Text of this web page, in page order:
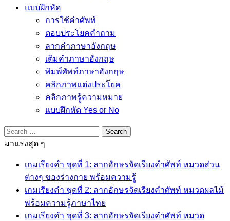
แบบฝึกหัด
การใช้คำศัพท์
ตอบประโยคคำถาม
ลากคำภาษาอังกฤษ
เติมคำภาษาอังกฤษ
พิมพ์ศัพท์ภาษาอังกฤษ
คลิกภาพแต่งประโยค
คลิกภาพรู้ความหมาย
แบบฝึกหัด Yes or No
Search
for:
มาแรงสุด ๆ
เกมเรียงคำ ชุดที่ 1: ลากอักษรจัดเรียงคำศัพท์ หมวดส่วน
ต่างๆ ของร่างกาย พร้อมความรู้
เกมเรียงคำ ชุดที่ 2: ลากอักษรจัดเรียงคำศัพท์ หมวดผลไม้
พร้อมความรู้ภาษาไทย
เกมเรียงคำ ชุดที่ 3: ลากอักษรจัดเรียงคำศัพท์ หมวด